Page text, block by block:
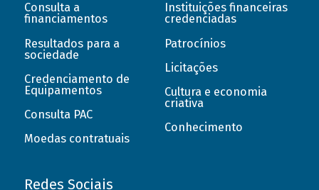
Consulta a
financiamentos
Resultados para a
sociedade
Credenciamento de
Equipamentos
Consulta PAC
Moedas contratuais
Instituições financeiras
credenciadas
Patrocínios
Licitações
Cultura e economia
criativa
Conhecimento
Redes Sociais